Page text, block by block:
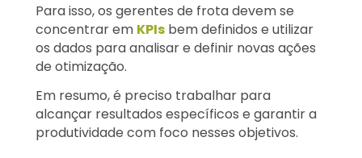
Para isso, os gerentes de frota devem se
concentrar em KPIs bem definidos e utilizar
os dados para analisar e definir novas ações
de otimização.
Em resumo, é preciso trabalhar para
alcançar resultados específicos e garantir a
produtividade com foco nesses objetivos.